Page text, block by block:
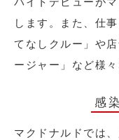
します。また、仕
てなしクルー」や
ージャー」など様
感
マクドナルドでは